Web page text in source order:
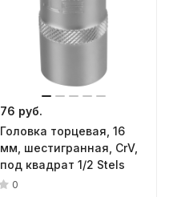
76 руб.
Головка торцевая, 16
мм, шестигранная, CrV,
под квадрат 1/2 Stels
0